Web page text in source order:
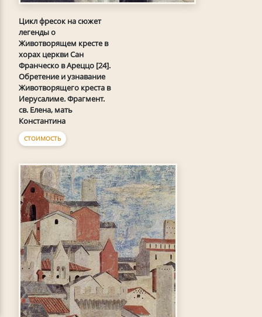
Цикл фресок на сюжет
легенды о
Животворящем кресте в
хорах церкви Сан
Франческо в Ареццо [24].
Обретение и узнавание
Животворящего креста в
Иерусалиме. Фрагмент.
св. Елена, мать
Константина
СТОИМОСТЬ